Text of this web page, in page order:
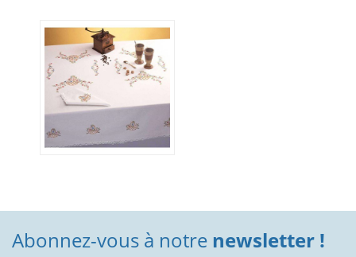
Abonnez-vous à notre newsletter !